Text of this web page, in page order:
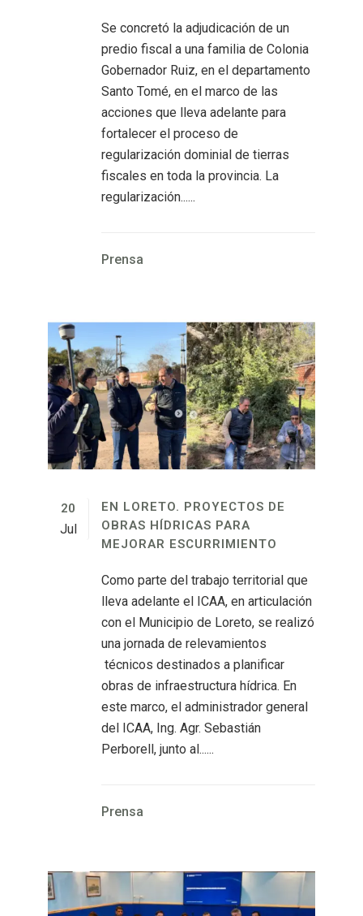
Se concretó la adjudicación de un
predio fiscal a una familia de Colonia
Gobernador Ruiz, en el departamento
Santo Tomé, en el marco de las
acciones que lleva adelante para
fortalecer el proceso de
regularización dominial de tierras
fiscales en toda la provincia. La
regularización......
Prensa
20
Jul
EN LORETO. PROYECTOS DE
OBRAS HÍDRICAS PARA
MEJORAR ESCURRIMIENTO
Como parte del trabajo territorial que
lleva adelante el ICAA, en articulación
con el Municipio de Loreto, se realizó
una jornada de relevamientos
técnicos destinados a planificar
obras de infraestructura hídrica. En
este marco, el administrador general
del ICAA, Ing. Agr. Sebastián
Perborell, junto al......
Prensa